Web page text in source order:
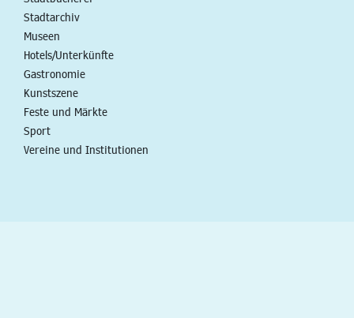
Stadtarchiv
Museen
Hotels/Unterkünfte
Gastronomie
Kunstszene
Feste und Märkte
Sport
Vereine und Institutionen